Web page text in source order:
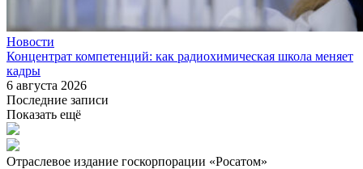
Новости
Концентрат компетенций: как радиохимическая школа меняет
кадры
6 августа 2026
Последние записи
Показать ещё
Отраслевое издание госкорпорации «Росатом»